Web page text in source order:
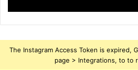
The Instagram Access Token is expired,
page > Integrations, to to